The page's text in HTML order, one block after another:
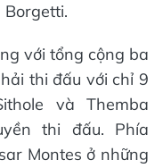
Borgetti.
với tổng cộng ba
thi đấu với chỉ 9
và Themba
thi đấu. Phía
Montes ở những